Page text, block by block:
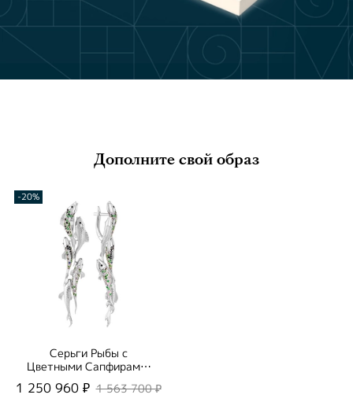
Дополните свой образ
-20%
Серьги Рыбы с
Цветными Сапфирами,
Цаворитами и
Бриллиантами, E0251-
1 250 960 ₽ 1 563 700 ₽